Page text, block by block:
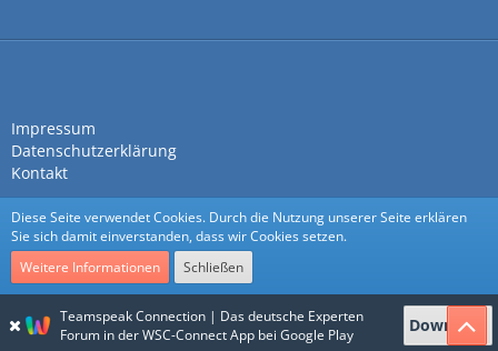
Impressum
Datenschutzerklärung
Kontakt
Community-Software:WoltLab Suite™
Stil:Nexusvoncls-design
Teamspeak Connection | Das deutsche Experten
Forum in der WSC-Connect App bei Google Play
Download
Diese Seite verwendet Cookies. Durch die Nutzung unserer Seite erklären
Sie sich damit einverstanden, dass wir Cookies setzen.
Weitere Informationen
Schließen